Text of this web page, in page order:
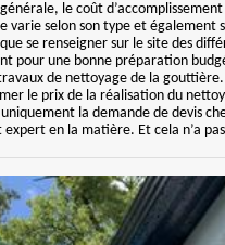
le coût
varie selon son type et également
se renseigner sur le site des
pour une bonne préparation
de nettoyage de la
le prix de la réalisation du
la demande de devis
expert en la matière. Et cela n’a